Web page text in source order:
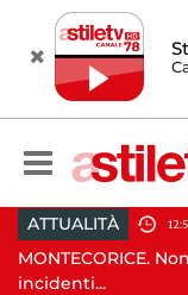
ATTUALITÀ
MONTECORICE.
incidenti...